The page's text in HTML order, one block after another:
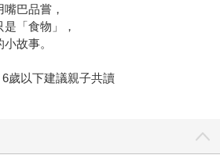
巴品嘗，
「食物」，
故事。
歲以下建議親子共讀